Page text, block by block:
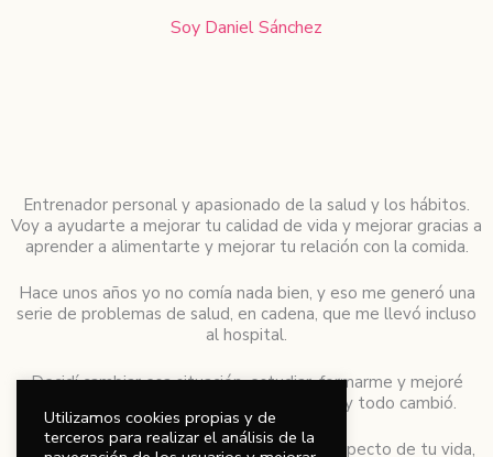
Soy Daniel Sánchez
Entrenador personal y apasionado de la salud y los hábitos.
Voy a ayudarte a mejorar tu calidad de vida y mejorar gracias a
aprender a alimentarte y mejorar tu relación con la comida.
Hace unos años yo no comía nada bien, y eso me generó una
serie de problemas de salud, en cadena, que me llevó incluso
al hospital.
Decidí cambiar esa situación, estudiar, formarme y mejoré
radicalmente cómo comía, lo que comía…y todo cambió.
Si quieres resultados diferentes en algún aspecto de tu vida,
Utilizamos cookies propias y de
terceros para realizar el análisis de la